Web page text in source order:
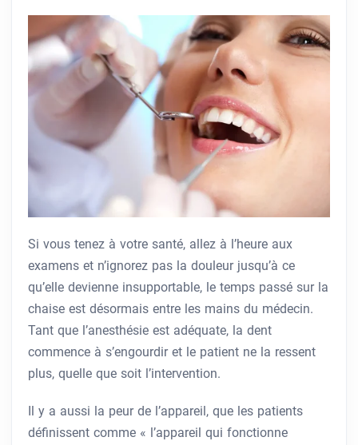
Si vous tenez à votre santé, allez à l’heure aux
examens et n’ignorez pas la douleur jusqu’à ce
qu’elle devienne insupportable, le temps passé sur la
chaise est désormais entre les mains du médecin.
Tant que l’anesthésie est adéquate, la dent
commence à s’engourdir et le patient ne la ressent
plus, quelle que soit l’intervention.
Il y a aussi la peur de l’appareil, que les patients
définissent comme « l’appareil qui fonctionne